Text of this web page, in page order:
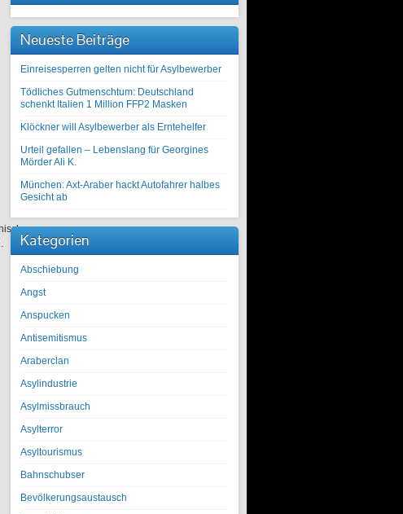
Neueste Beiträge
Einreisesperren gelten nicht für Asylbewerber
Tödliches Gutmenschtum: Deutschland
schenkt Italien 1 Million FFP2 Masken
Klöckner will Asylbewerber als Erntehelfer
Urteil gefallen – Lebenslang für Georgines
Mörder Ali K.
München: Axt-Araber hackt Autofahrer halbes
Gesicht ab
Kategorien
Abschiebung
Angst
Anspucken
Antisemitismus
Araberclan
Asylindustrie
Asylmissbrauch
Asylterror
Asyltourismus
Bahnschubser
Bevölkerungsaustausch